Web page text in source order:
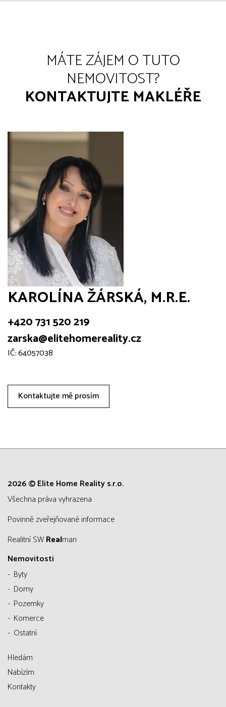
MÁTE ZÁJEM O TUTO
NEMOVITOST?
KONTAKTUJTE MAKLÉŘE
KAROLÍNA ŽÁRSKÁ, M.R.E.
+420 731 520 219
zarska@elitehomereality.cz
IČ: 64057038
Kontaktujte mě prosím
2026 © Elite Home Reality s.r.o.
všechna práva vyhrazena
Povinně zveřejňované informace
Realitní SWRealman
Nemovitosti
Byty
Domy
Pozemky
Komerce
Ostatní
Hledám
Nabízím
Kontakty